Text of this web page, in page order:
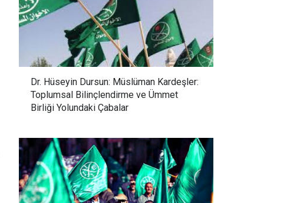
Dr. Hüseyin Dursun: Müslüman Kardeşler:
Toplumsal Bilinçlendirme ve Ümmet
Birliği Yolundaki Çabalar